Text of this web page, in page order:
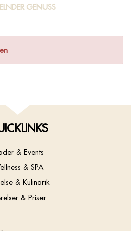
GENUSS
& Events
& SPA
& Kulinarik
& Priser